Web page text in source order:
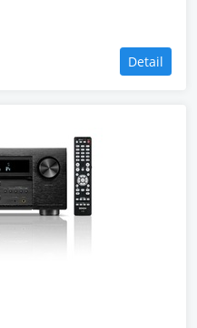
Detail